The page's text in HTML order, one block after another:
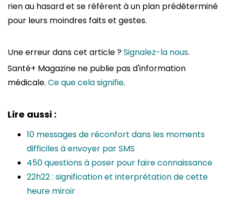
rien au hasard et se réfèrent à un plan prédéterminé
pour leurs moindres faits et gestes.
Une erreur dans cet article ?Signalez-la nous.
Santé+ Magazine ne publie pas d'information
médicale. Ce que cela signifie.
Lire aussi :
10 messages de réconfort dans les moments
difficiles à envoyer par SMS
450 questions à poser pour faire connaissance
22h22 : signification et interprétation de cette
heure miroir